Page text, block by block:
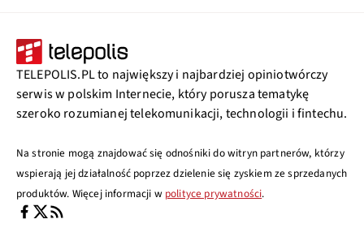
TELEPOLIS.PL to największy i najbardziej opiniotwórczy
serwis w polskim Internecie, który porusza tematykę
szeroko rozumianej telekomunikacji, technologii i fintechu.
Na stronie mogą znajdować się odnośniki do witryn partnerów, którzy
wspierają jej działalność poprzez dzielenie się zyskiem ze sprzedanych
produktów. Więcej informacji w polityce prywatności.